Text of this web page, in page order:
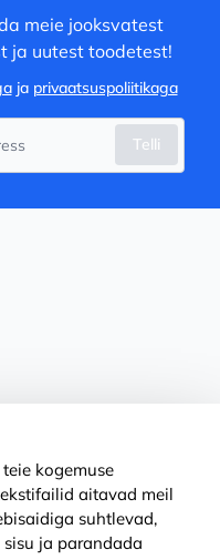
meie jooksvatest
ja uutest toodetest!
ja privaatsuspoliitikaga
Telli
Policy
kogemuse
aitavad meil
suhtlevad,
ja parandada